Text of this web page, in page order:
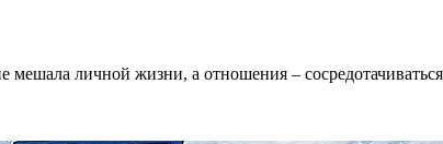
мешала личной жизни, а отношения –